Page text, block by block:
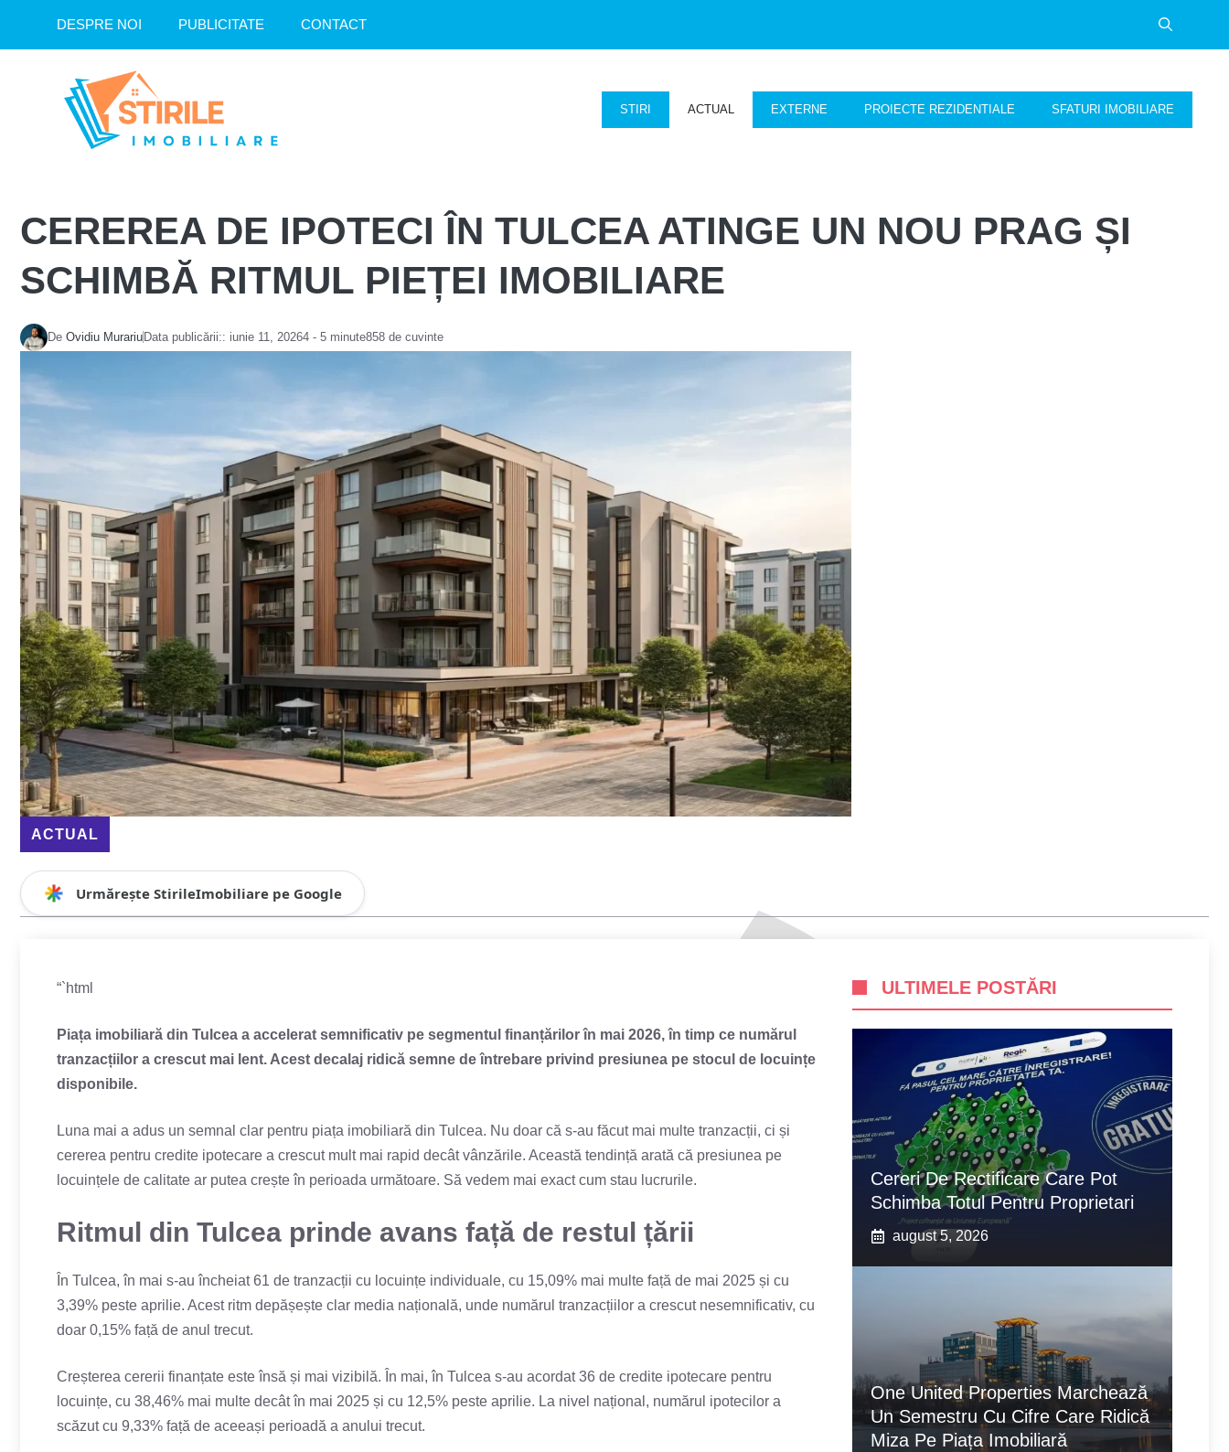
DESPRE NOI PUBLICITATE CONTACT
STIRI ACTUAL EXTERNE PROIECTE REZIDENTIALE SFATURI IMOBILIARE
CEREREA DE IPOTECI ÎN TULCEA ATINGE UN NOU PRAG ȘI
SCHIMBĂ RITMUL PIEȚEI IMOBILIARE
De Ovidiu Murariu Data publicării:: iunie 11, 20264 - 5 minute858 de cuvinte
ACTUAL
Urmărește StirileImobiliare pe Google
“`html
Piața imobiliară din Tulcea a accelerat semnificativ pe segmentul finanțărilor în mai 2026, în timp ce numărul
tranzacțiilor a crescut mai lent. Acest decalaj ridică semne de întrebare privind presiunea pe stocul de locuințe
disponibile.
Luna mai a adus un semnal clar pentru piața imobiliară din Tulcea. Nu doar că s-au făcut mai multe tranzacții, ci și
cererea pentru credite ipotecare a crescut mult mai rapid decât vânzările. Această tendință arată că presiunea pe
locuințele de calitate ar putea crește în perioada următoare. Să vedem mai exact cum stau lucrurile.
Ritmul din Tulcea prinde avans față de restul țării
În Tulcea, în mai s-au încheiat 61 de tranzacții cu locuințe individuale, cu 15,09% mai multe față de mai 2025 și cu
3,39% peste aprilie. Acest ritm depășește clar media națională, unde numărul tranzacțiilor a crescut nesemnificativ, cu
doar 0,15% față de anul trecut.
Creșterea cererii finanțate este însă și mai vizibilă. În mai, în Tulcea s-au acordat 36 de credite ipotecare pentru
locuințe, cu 38,46% mai multe decât în mai 2025 și cu 12,5% peste aprilie. La nivel național, numărul ipotecilor a
scăzut cu 9,33% față de aceeași perioadă a anului trecut.
ULTIMELE POSTĂRI
Cereri De Rectificare Care Pot
Schimba Totul Pentru Proprietari
august 5, 2026
One United Properties Marchează
Un Semestru Cu Cifre Care Ridică
Miza Pe Piața Imobiliară